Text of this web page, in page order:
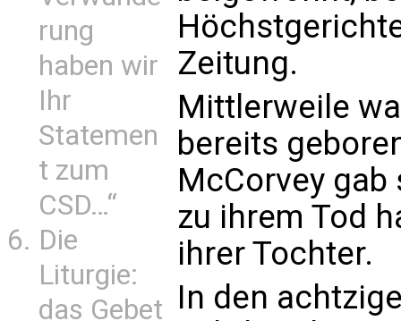
rung
haben wir
Ihr
Statemen
t zum
CSD…“
Die
Liturgie:
das Gebet
Zeitung.
Mittlerweile
bereits
McCorvey
zu ihrem Tod
ihrer Tochter.
In den